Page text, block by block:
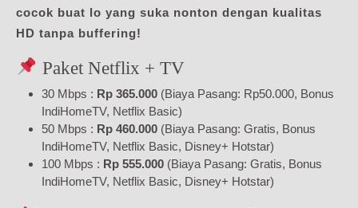
cocok buat lo yang suka nonton dengan kualitas
HD tanpa buffering!
Paket Netflix + TV
30 Mbps : Rp 365.000 (Biaya Pasang: Rp50.000, Bonus
IndiHomeTV, Netflix Basic)
50 Mbps : Rp 460.000 (Biaya Pasang: Gratis, Bonus
IndiHomeTV, Netflix Basic, Disney+ Hotstar)
100 Mbps : Rp 555.000 (Biaya Pasang: Gratis, Bonus
IndiHomeTV, Netflix Basic, Disney+ Hotstar)